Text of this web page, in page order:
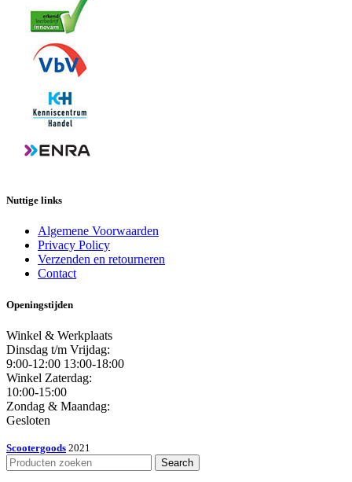
Nuttige links
Algemene Voorwaarden
Privacy Policy
Verzenden en retourneren
Contact
Openingstijden
Winkel & Werkplaats
Dinsdag t/m Vrijdag:
9:00-12:00 13:00-18:00
Winkel Zaterdag:
10:00-15:00
Zondag & Maandag:
Gesloten
Scootergoods 2021
Search